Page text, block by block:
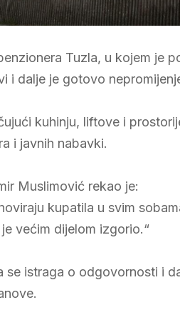
Tuzla, u kojem je
i dalje je gotovo
kuhinju, liftove i
i javnih nabavki.
Muslimović rekao je:
kupatila u svim
većim dijelom izgorio.“
istraga o odgovornosti i